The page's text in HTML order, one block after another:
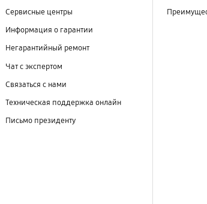
Сервисные центры
Информация о гарантии
Негарантийный ремонт
Чат с экспертом
Связаться с нами
Техническая поддержка онлайн
Письмо президенту